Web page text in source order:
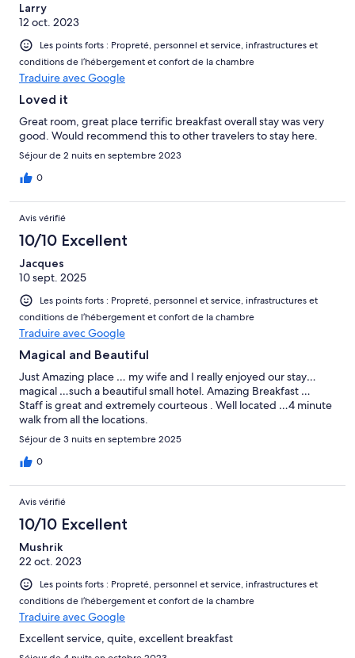
Larry
12 oct. 2023
Les points forts : Propreté, personnel et service, infrastructures et
conditions de l’hébergement et confort de la chambre
Traduire avec Google
Loved it
Great room, great place terrific breakfast overall stay was very
good. Would recommend this to other travelers to stay here.
Séjour de 2 nuits en septembre 2023
0
Avis vérifié
10/10 Excellent
Jacques
10 sept. 2025
Les points forts : Propreté, personnel et service, infrastructures et
conditions de l’hébergement et confort de la chambre
Traduire avec Google
Magical and Beautiful
Just Amazing place … my wife and I really enjoyed our stay…
magical …such a beautiful small hotel. Amazing Breakfast …
Staff is great and extremely courteous . Well located …4 minute
walk from all the locations.
Séjour de 3 nuits en septembre 2025
0
Avis vérifié
10/10 Excellent
Mushrik
22 oct. 2023
Les points forts : Propreté, personnel et service, infrastructures et
conditions de l’hébergement et confort de la chambre
Traduire avec Google
Excellent service, quite, excellent breakfast